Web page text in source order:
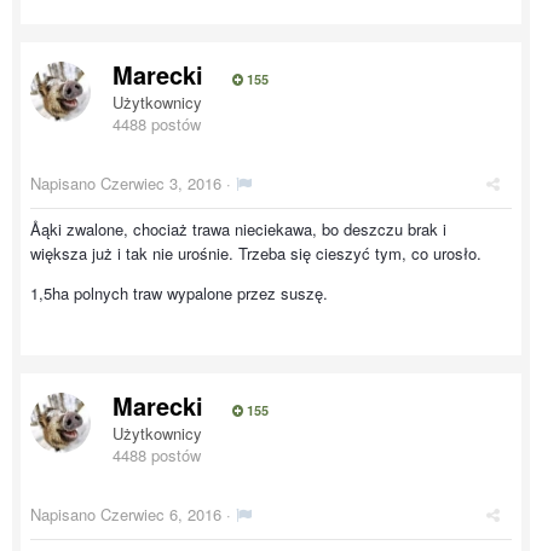
Marecki 155
Użytkownicy
4488 postów
Napisano Czerwiec 3, 2016 ·
Åąki zwalone, chociaż trawa nieciekawa, bo deszczu brak i
większa już i tak nie urośnie. Trzeba się cieszyć tym, co urosło.
1,5ha polnych traw wypalone przez suszę.
Marecki 155
Użytkownicy
4488 postów
Napisano Czerwiec 6, 2016 ·